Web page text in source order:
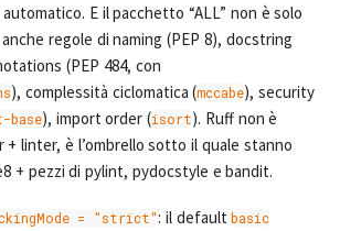
E il pacchetto “ALL” non è solo
regole di naming (PEP 8), docstring
(PEP 484, con
), complessità ciclomatica (mccabe), security
base), import order (isort). Ruff non è
+ linter, è l’ombrello sotto il quale stanno
+ pezzi di pylint, pydocstyle e bandit.
= "strict": il defaultbasic